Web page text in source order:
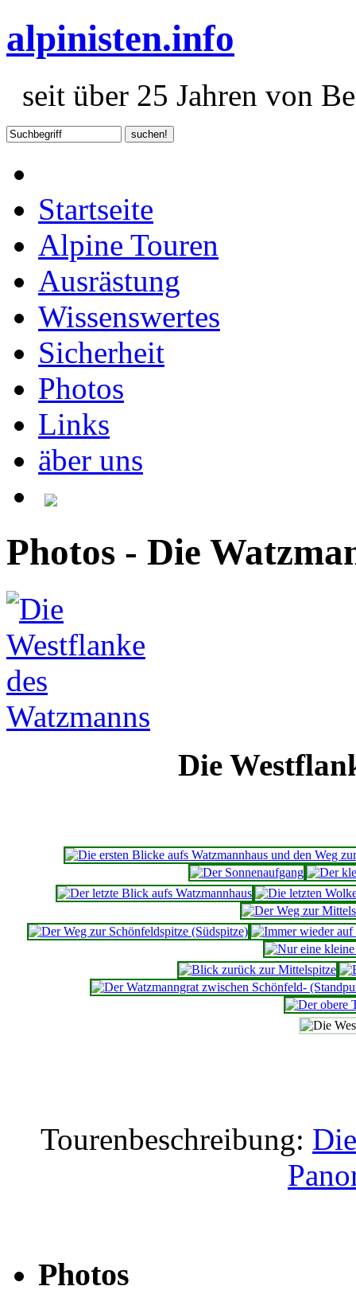
alpinisten.info
seit über 25 Jahren von
Startseite
Alpine Touren
Ausrästung
Wissenswertes
Sicherheit
Photos
Links
äber uns
Photos - Die
Die
Tourenbeschreibung:
Photos